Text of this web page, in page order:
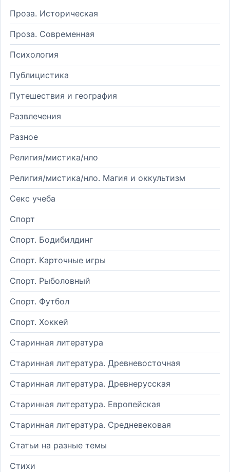
Проза. Историческая
Проза. Современная
Психология
Публицистика
Путешествия и география
Развлечения
Разное
Религия/мистика/нло
Религия/мистика/нло. Магия и оккультизм
Секс учеба
Спорт
Спорт. Бодибилдинг
Спорт. Карточные игры
Спорт. Рыболовный
Спорт. Футбол
Спорт. Хоккей
Старинная литература
Старинная литература. Древневосточная
Старинная литература. Древнерусская
Старинная литература. Европейская
Старинная литература. Средневековая
Статьи на разные темы
Стихи